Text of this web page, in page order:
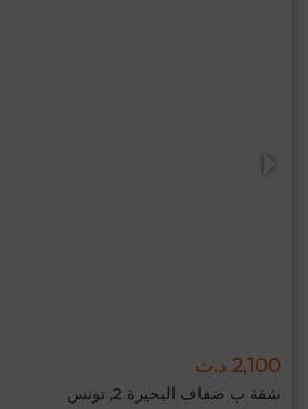
2,100 د.ت
شقة ب ضفاف البحيرة 2, تونس